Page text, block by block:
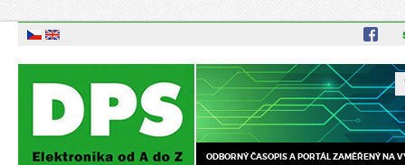
ODBORNÝ ČASOPIS A PORTÁL ZAMĚŘENÝ NA